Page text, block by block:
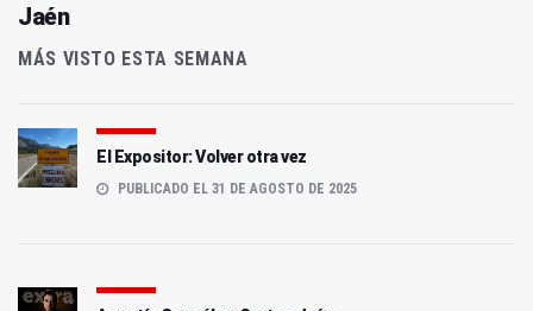
Jaén
MÁS VISTO ESTA SEMANA
El Expositor: Volver otra vez
PUBLICADO EL 31 DE AGOSTO DE 2025